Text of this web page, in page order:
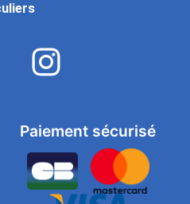
Paiement sécurisé